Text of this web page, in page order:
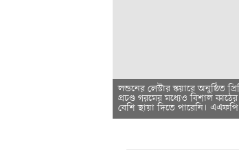
লন্ডনের লেস্টার স্কয়ারে অনুষ্ঠিত
প্রচণ্ড গরমের মধ্যেও বিশাল
বেশি ছায়া দিতে পারেনি। এএফপি